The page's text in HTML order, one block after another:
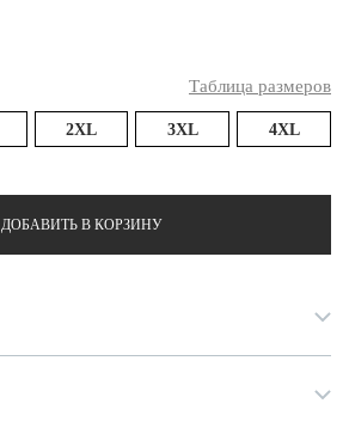
Таблица размеров
2XL 3XL 4XL
ДОБАВИТЬ В КОРЗИНУ